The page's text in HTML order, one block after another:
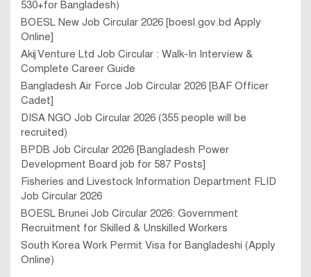
530+for Bangladesh)
BOESL New Job Circular 2026 [boesl.gov.bd Apply
Online]
Akij Venture Ltd Job Circular : Walk-In Interview &
Complete Career Guide
Bangladesh Air Force Job Circular 2026 [BAF Officer
Cadet]
DISA NGO Job Circular 2026 (355 people will be
recruited)
BPDB Job Circular 2026 [Bangladesh Power
Development Board job for 587 Posts]
Fisheries and Livestock Information Department FLID
Job Circular 2026
BOESL Brunei Job Circular 2026: Government
Recruitment for Skilled & Unskilled Workers
South Korea Work Permit Visa for Bangladeshi (Apply
Online)